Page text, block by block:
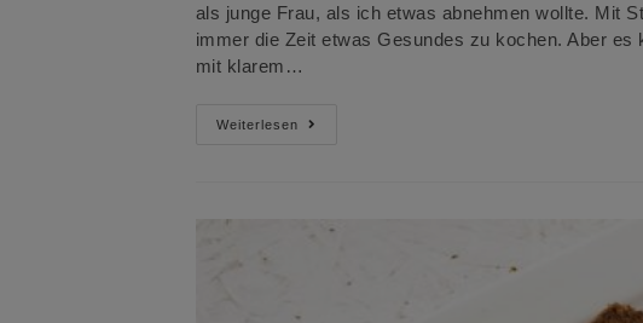
als junge Frau, als ich etwas abnehmen wollte. Mit
immer die Zeit etwas Gesundes zu kochen. Aber
mit klarem…
WeiterlesenDiese